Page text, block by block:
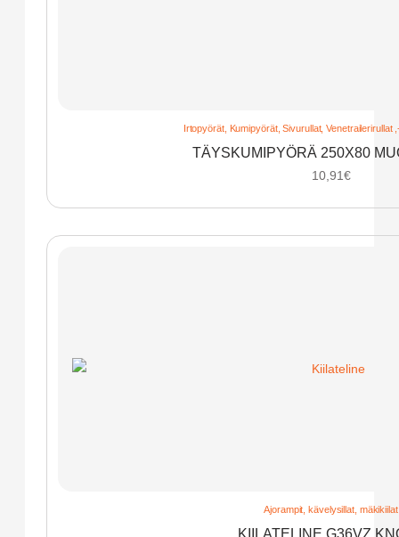
Irtopyörät, Kumipyörät,Sivurullat,Venetrailerirullat
TÄYSKUMIPYÖRÄ 250X80
10,91€
Ajorampit, kävelysillat, mäkikiilat
KIILATELINE G36VZ